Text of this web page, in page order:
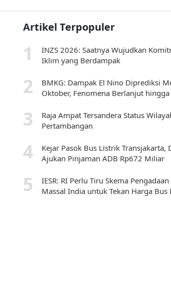
Artikel Terpopuler
INZS 2026: Saatnya Wujudkan
Iklim yang Berdampak
BMKG: Dampak El Nino Diprediksi
Oktober, Fenomena Berlanjut
Raja Ampat Tersandera Status
Pertambangan
Kejar Pasok Bus Listrik Transjakarta,
Ajukan Pinjaman ADB Rp672 Miliar
IESR: RI Perlu Tiru Skema Pengadaan
Massal India untuk Tekan Harga Bus